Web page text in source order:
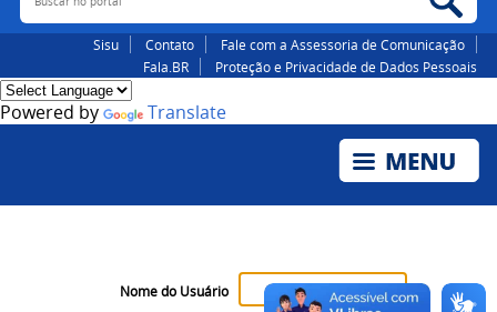
Sisu Contato
Fale com a Assessoria de Comunicação
Fala.BR
Proteção e Privacidade de Dados Pessoais
Powered by Translate
Nome do Usuário